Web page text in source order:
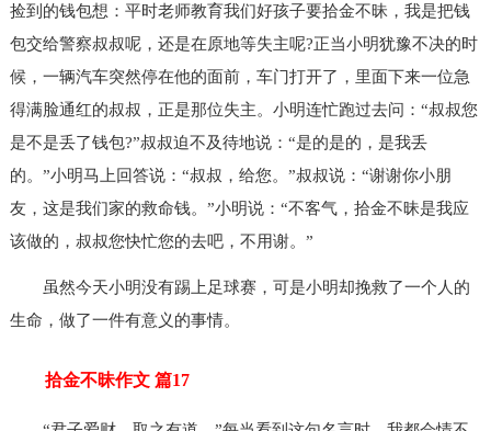
捡到的钱包想：平时老师教育我们好孩子要拾金不昧，我是把钱
包交给警察叔叔呢，还是在原地等失主呢?正当小明犹豫不决的时
候，一辆汽车突然停在他的面前，车门打开了，里面下来一位急
得满脸通红的叔叔，正是那位失主。小明连忙跑过去问：“叔叔您
是不是丢了钱包?”叔叔迫不及待地说：“是的是的，是我丢
的。”小明马上回答说：“叔叔，给您。”叔叔说：“谢谢你小朋
友，这是我们家的救命钱。”小明说：“不客气，拾金不昧是我应
该做的，叔叔您快忙您的去吧，不用谢。”
虽然今天小明没有踢上足球赛，可是小明却挽救了一个人的
生命，做了一件有意义的事情。
拾金不昧作文 篇17